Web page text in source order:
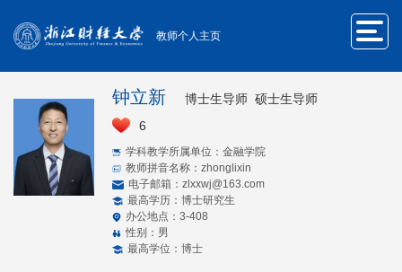
教师个人主页
钟立新
博士生导师 硕士生导师
6
学科教学所属单位：金融学院
教师拼音名称：zhonglixin
电子邮箱： zlxxwj@163.com
最高学历：博士研究生
办公地点：3-408
性别：男
最高学位：博士